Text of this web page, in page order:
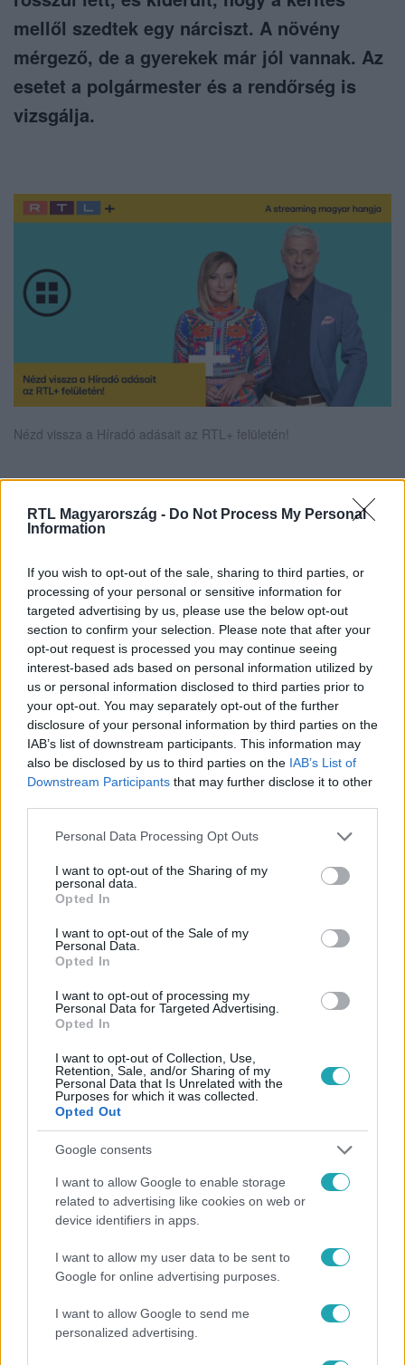
RTL Magyarország - Do Not Process My Personal
Information
If you wish to opt-out of the sale, sharing to third parties, or
processing of your personal or sensitive information for
targeted advertising by us, please use the below opt-out
section to confirm your selection. Please note that after your
opt-out request is processed you may continue seeing
interest-based ads based on personal information utilized by
us or personal information disclosed to third parties prior to
your opt-out. You may separately opt-out of the further
disclosure of your personal information by third parties on the
IAB’s list of downstream participants. This information may
also be disclosed by us to third parties on the IAB’s List of
Downstream Participants that may further disclose it to other
Please note that this website/app uses one or more Google
not limited to your visit or usage behaviour. You may click to
grant or deny consent to Google and its third-party tags to
use your data for below specified purposes in below Google
consent section.
Personal Data Processing Opt Outs
I want to opt-out of the Sharing of my
personal data.
Opted In
I want to opt-out of the Sale of my
Personal Data.
Opted In
I want to opt-out of processing my
Personal Data for Targeted Advertising.
Opted In
I want to opt-out of Collection, Use,
Retention, Sale, and/or Sharing of my
Personal Data that Is Unrelated with the
Purposes for which it was collected.
Opted Out
Google consents
I want to allow Google to enable storage
related to advertising like cookies on web or
device identifiers in apps.
I want to allow my user data to be sent to
Google for online advertising purposes.
I want to allow Google to send me
personalized advertising.
mellől szedtek egy nárciszt. A növény
mérgező, de a gyerekek már jól vannak. Az
esetet a polgármester és a rendőrség is
vizsgálja.
Nézd vissza a Híradó adásait az RTL+ felületén!
Itt állítsd be, hogy az RTL.hu az elsők között
legyen a Google-találatokban!
Kövess minket, és értesülj a friss hírekről a
Facebookon is!
Követem
HÍRADÓ #
MÉRGEZÉS ÓVODA KÓRHÁZ
VÁRPALOTA
Népszerű